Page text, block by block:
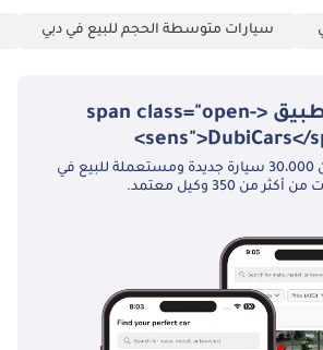
سيارات متوسطة الحجم للبيع في دبي
تحميل تطبيق <span class="open-
sens">DubiCars</
استكشف أكثر من 30،000 سيارة جديدة ومستعملة للبيع في
أكثر من 350 وكيل معتمد.